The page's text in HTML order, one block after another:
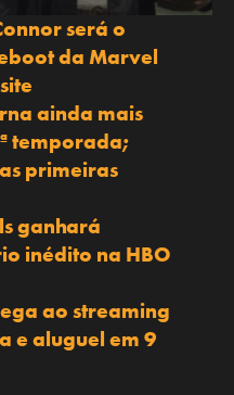
será o
da Marvel
ainda mais
temporada;
primeiras
ganhará
inédito na HBO
ao streaming
e aluguel em 9